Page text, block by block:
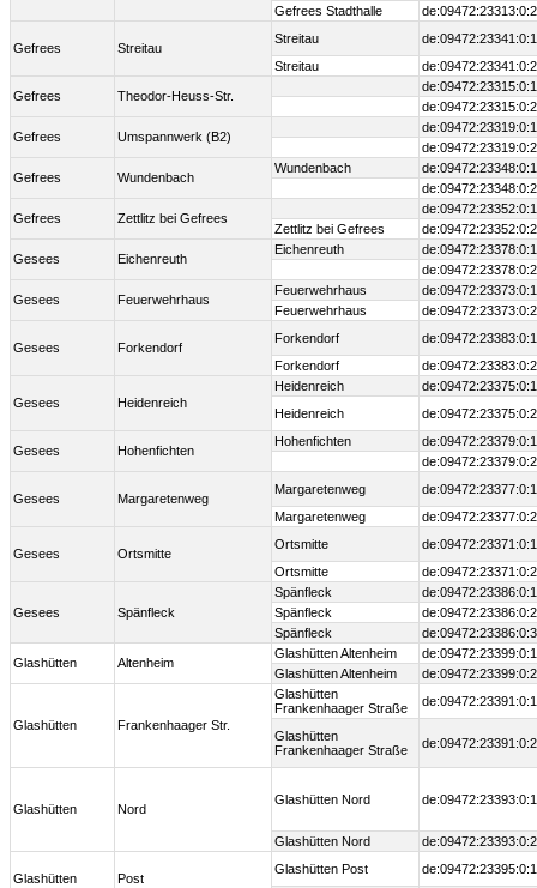
Gefrees Stadthalle de:09472:23313:0:2
Gefrees Streitau
Streitau
de:09472:23341:0:1
Streitau
de:09472:23341:0:2
Gefrees Theodor-Heuss-Str.
de:09472:23315:0:1
de:09472:23315:0:2
Gefrees Umspannwerk (B2)
de:09472:23319:0:1
de:09472:23319:0:2
Gefrees Wundenbach
Wundenbach
de:09472:23348:0:1
de:09472:23348:0:2
Gefrees Zettlitz bei Gefrees
de:09472:23352:0:1
Zettlitz bei Gefrees
de:09472:23352:0:2
Gesees Eichenreuth
Eichenreuth
de:09472:23378:0:1
de:09472:23378:0:2
Gesees Feuerwehrhaus
Feuerwehrhaus
de:09472:23373:0:1
Feuerwehrhaus
de:09472:23373:0:2
Gesees Forkendorf
Forkendorf
de:09472:23383:0:1
Forkendorf
de:09472:23383:0:2
Gesees Heidenreich
Heidenreich
de:09472:23375:0:1
Heidenreich
de:09472:23375:0:2
Gesees Hohenfichten
Hohenfichten
de:09472:23379:0:1
de:09472:23379:0:2
Gesees Margaretenweg
Margaretenweg
de:09472:23377:0:1
Margaretenweg
de:09472:23377:0:2
Gesees Ortsmitte
Ortsmitte
de:09472:23371:0:1
Ortsmitte
de:09472:23371:0:2
Gesees Spänfleck
Spänfleck
de:09472:23386:0:1
Spänfleck
de:09472:23386:0:2
Spänfleck
de:09472:23386:0:3
Glashütten Altenheim
Glashütten Altenheim
de:09472:23399:0:1
Glashütten Altenheim
de:09472:23399:0:2
Glashütten Frankenhaager Str.
Glashütten
Frankenhaager Straße
de:09472:23391:0:1
Glashütten
Frankenhaager Straße
de:09472:23391:0:2
Glashütten Nord
Glashütten Nord de:09472:23393:0:1
Glashütten Nord de:09472:23393:0:2
Glashütten Post
Glashütten Post
de:09472:23395:0:1